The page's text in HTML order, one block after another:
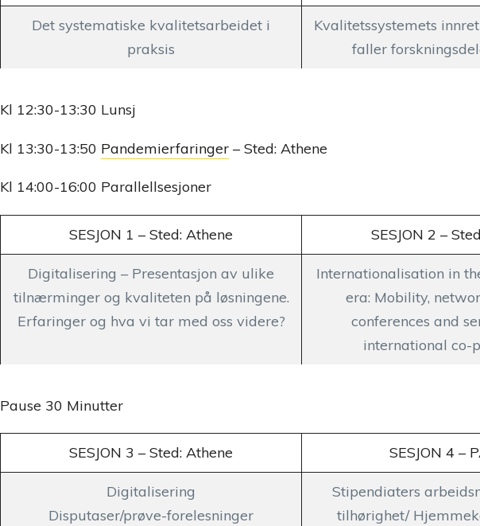
Det systematiske kvalitetsarbeidet i
praksis
Kvalitetssystemets
faller
Kl 12:30-13:30 Lunsj
Kl 13:30-13:50 Pandemierfaringer – Sted: Athene
Kl 14:00-16:00 Parallellsesjoner
SESJON 1 – Sted: Athene SESJON 2 –
Digitalisering – Presentasjon av ulike
tilnærminger og kvaliteten på løsningene.
Erfaringer og hva vi tar med oss videre?
Internationalisation in
era: Mobility,
conferences and
international co-
Pause 30 Minutter
SESJON 3 – Sted: Athene SESJON 4 –
Digitalisering
Disputaser/prøve-forelesninger
Stipendiaters
tilhørighet/